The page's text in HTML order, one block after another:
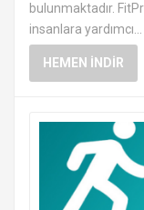
bulunmaktadır.
insanlara yardımcı...
HEMEN İNDIR